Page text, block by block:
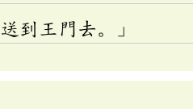
到王門去。」